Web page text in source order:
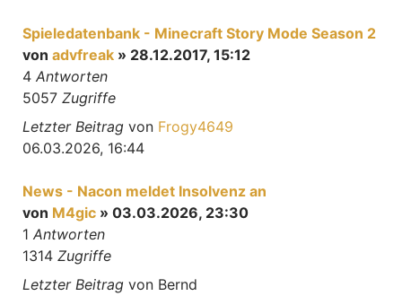
Spieledatenbank - Minecraft Story Mode Season 2
von advfreak » 28.12.2017, 15:12
4 Antworten
5057 Zugriffe
Letzter Beitrag von Frogy4649
06.03.2026, 16:44
News - Nacon meldet Insolvenz an
von M4gic » 03.03.2026, 23:30
1 Antworten
1314 Zugriffe
Letzter Beitrag von Bernd